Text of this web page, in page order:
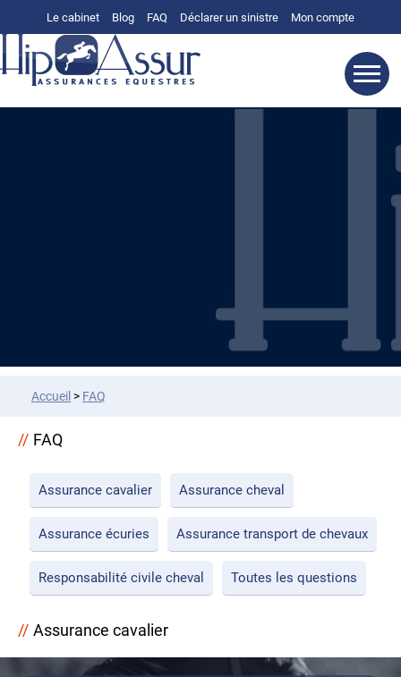
Le cabinet Blog FAQ Déclarer un sinistre Mon compte
Accueil > FAQ
FAQ
Assurance cavalier Assurance cheval
Assurance écuries Assurance transport de chevaux
Responsabilité civile cheval Toutes les questions
Assurance cavalier